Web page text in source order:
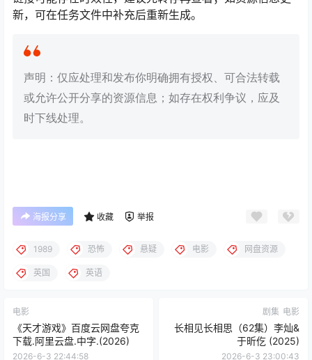
新，可在任务文件中补充后重新生成。
声明：仅应处理和发布你明确拥有授权、可合法转载
或允许公开分享的资源信息；如存在权利争议，应及
时下线处理。
海报分享 收藏 举报
1989 恐怖 悬疑 电影 网盘资源
英国 英语
电影
《天才游戏》百度云网盘夸克
下载.阿里云盘.中字.(2026)
2026-6-3 22:44:58
剧集 电影
长相见长相思（62集）李灿&
于昕仡 (2025)
2026-6-3 23:00:43